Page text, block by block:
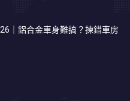
｜鋁合金車身難搞？揀錯車房